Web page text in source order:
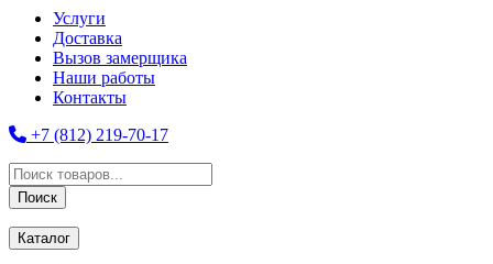
Услуги
Доставка
Вызов замерщика
Наши работы
Контакты
+7 (812) 219-70-17
Поиск
товаров
Поиск
Каталог